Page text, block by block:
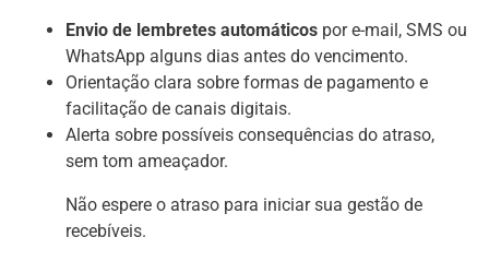
Envio de lembretes automáticos por e-mail, SMS ou
WhatsApp alguns dias antes do vencimento.
Orientação clara sobre formas de pagamento e
facilitação de canais digitais.
Alerta sobre possíveis consequências do atraso,
sem tom ameaçador.
Não espere o atraso para iniciar sua gestão de
recebíveis.